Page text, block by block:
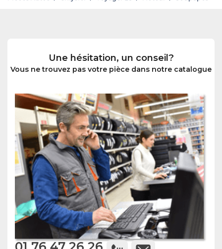
Une hésitation, un conseil?
Vous ne trouvez pas votre pièce dans notre catalogue